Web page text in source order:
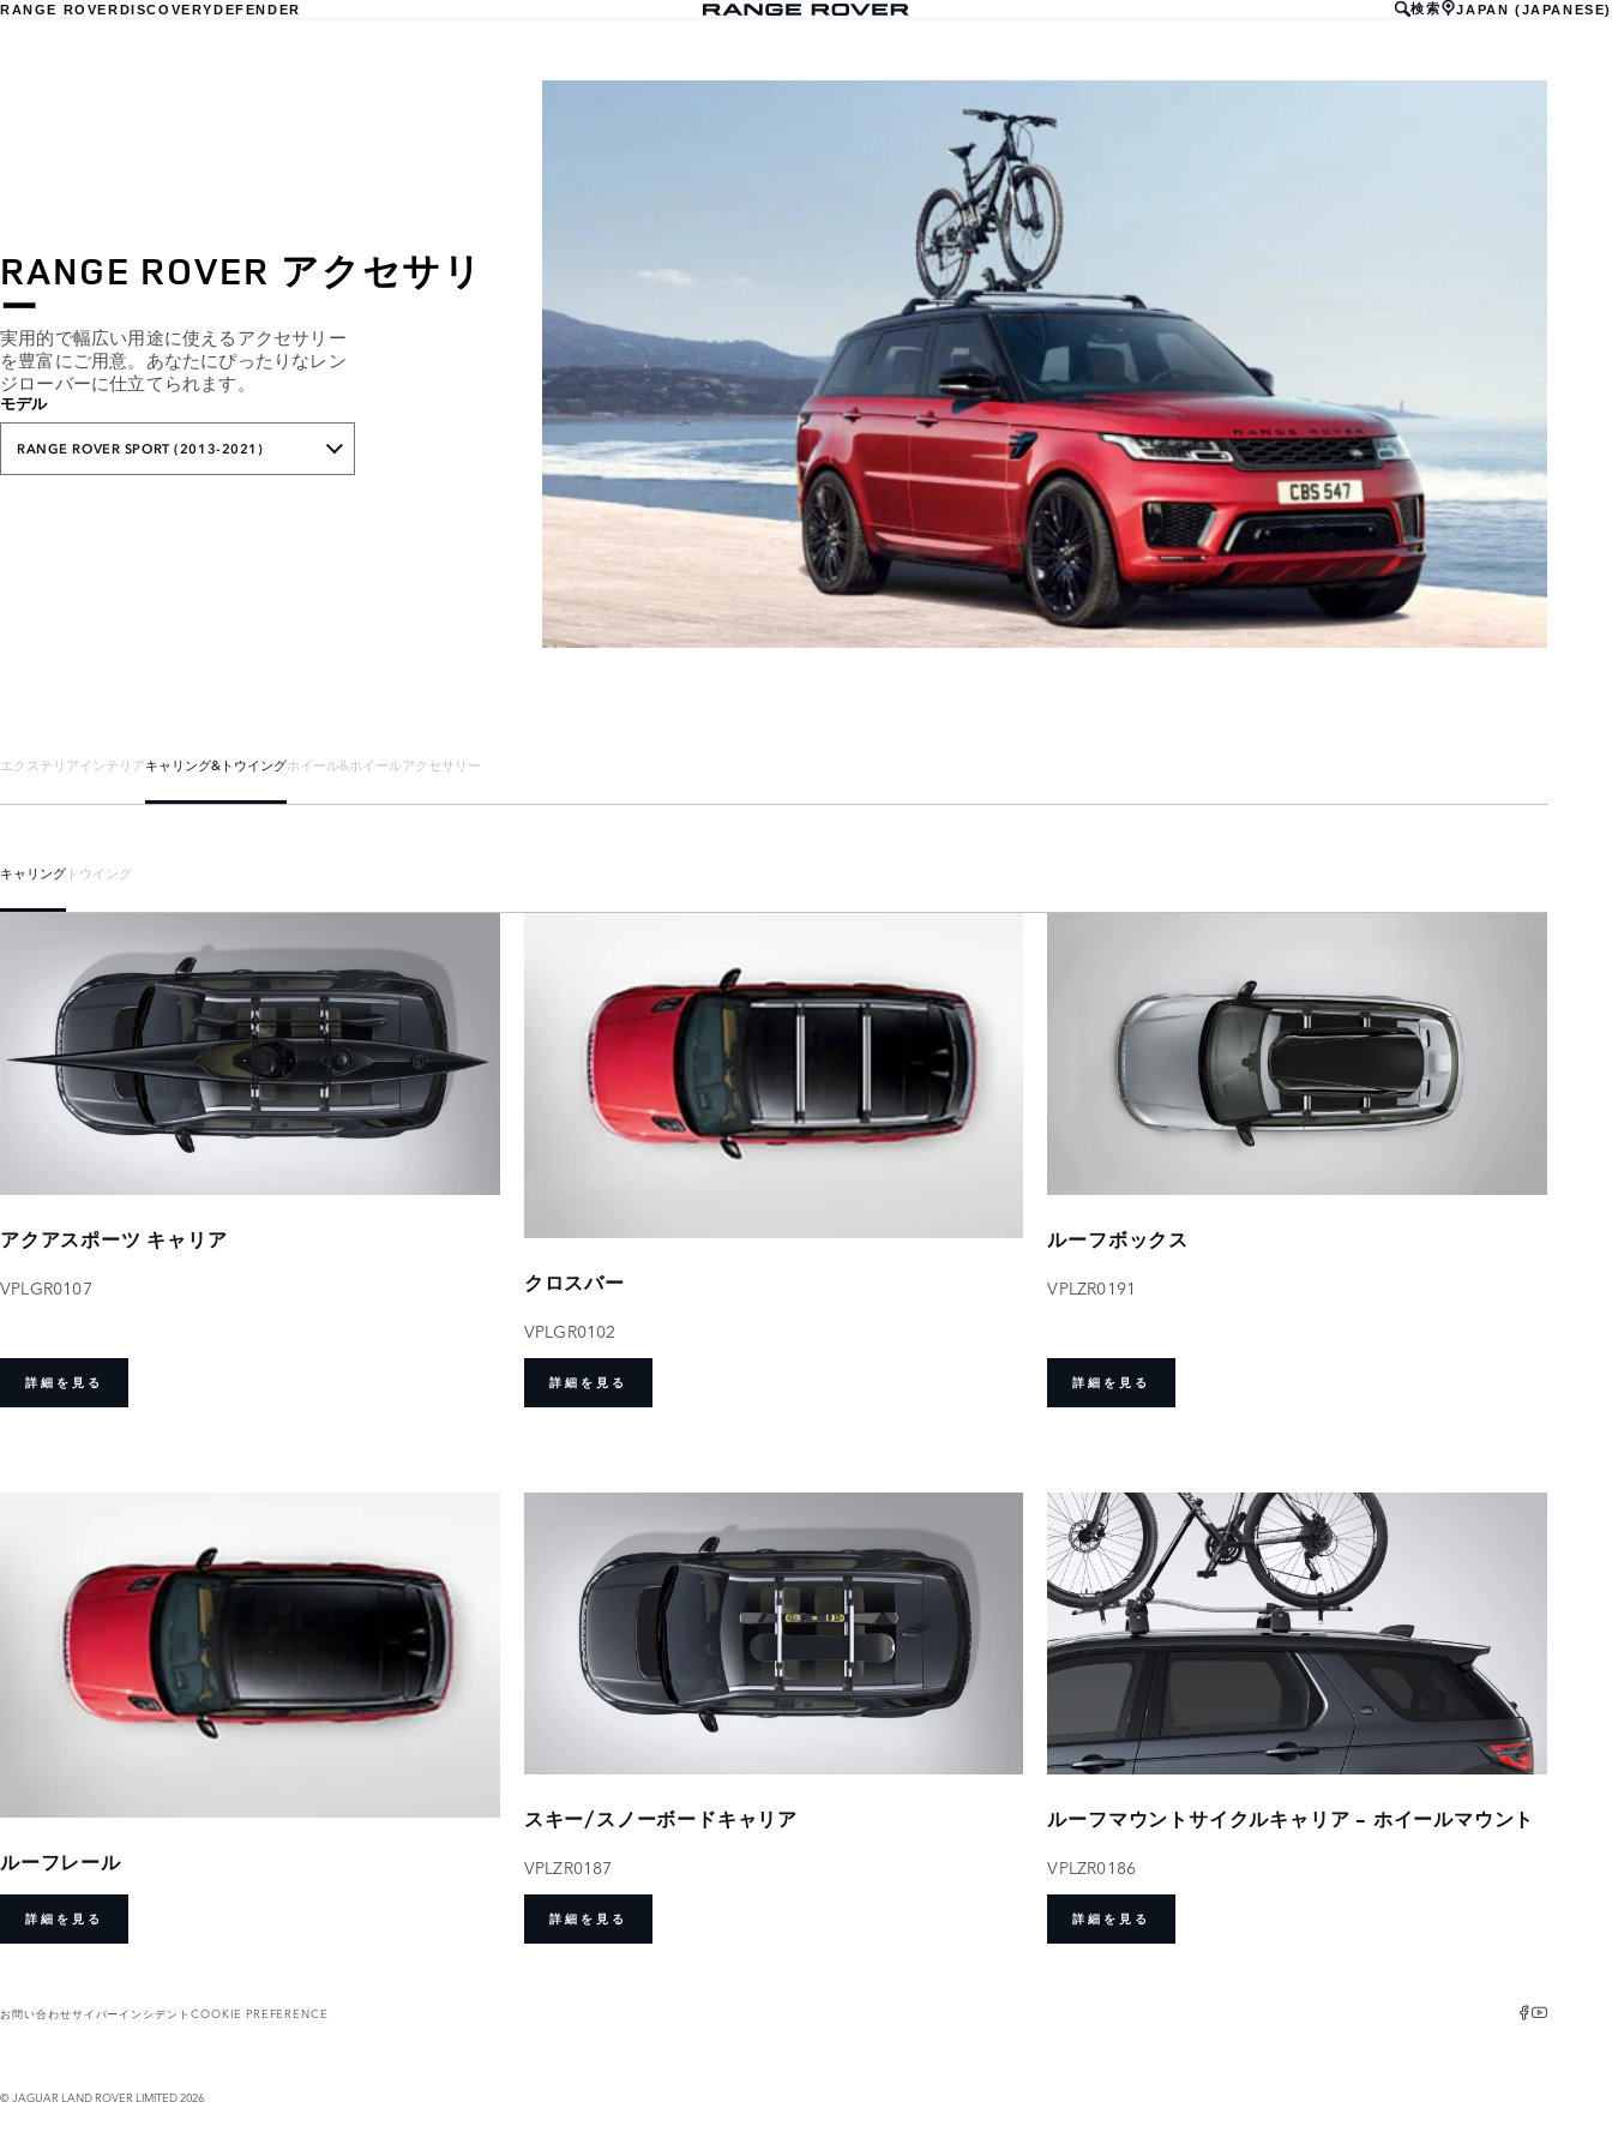
RANGE ROVERDISCOVERYDEFENDER 検索 JAPAN (JAPANESE)
RANGE ROVER アクセサリ
ー
実用的で幅広い用途に使えるアクセサリー
を豊富にご用意。あなたにぴったりなレン
ジローバーに仕立てられます。
モデル
RANGE ROVER SPORT (2013-2021)
エクステリアインテリアキャリング&トウイングホイール&ホイールアクセサリー
キャリング トウイング
アクアスポーツ キャリア
VPLGR0107
詳細を見る
クロスバー
VPLGR0102
詳細を見る
ルーフボックス
VPLZR0191
詳細を見る
ルーフレール
詳細を見る
スキー/スノーボードキャリア
VPLZR0187
詳細を見る
ルーフマウントサイクルキャリア - ホイールマウント
VPLZR0186
詳細を見る
お問い合わせサイバーインシデントCOOKIE PREFERENCE
© JAGUAR LAND ROVER LIMITED 2026